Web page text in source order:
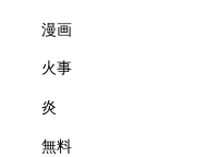
漫画
火事
炎
無料